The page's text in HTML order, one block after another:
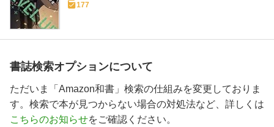
177
書誌検索オプションについて
ただいま「Amazon和書」検索の仕組みを変更しておりま
す。検索で本が見つからない場合の対処法など、詳しくは
こちらのお知らせをご確認ください。